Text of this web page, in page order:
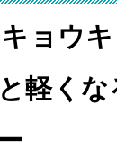
ョウ
軽く